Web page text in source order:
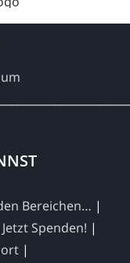
Bereichen… |
Jetzt Spenden! |
|